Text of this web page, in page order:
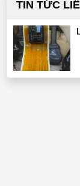
TIN TỨC